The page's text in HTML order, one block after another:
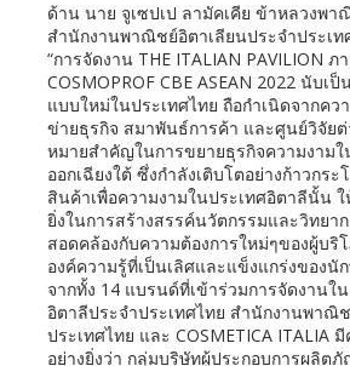
ด้าน นาย จูเซปเป ลามัคเคีย ข้าหลวงพา
สำนักงานพาณิชย์อิตาเลียนประจำประเท
“การจัดงาน THE ITALIAN PAVILION ภ
COSMOPROF CBE ASEAN 2022 นับเ
แบบใหม่ในประเทศไทย ถือกำเนิดจากคว
ข่ายธุรกิจ สมาพันธ์การค้า และศูนย์วิจัยต่
หมายสำคัญในการขยายธุรกิจความงามใ
ออกเฉียงใต้ ซึ่งกำลังเติบโตอย่างก้าวกร
สินค้าเพื่อความงามในประเทศอิตาลีนั้น
ยิ่งในการสร้างสรรค์นวัตกรรมและวิทยา
สอดคล้องกับความต้องการใหม่ๆของผู้บริ
องค์ความรู้ที่เป็นเลิศและแข็งแกร่งของ
จากทั้ง 14 แบรนด์ที่เข้าร่วมการจัดงานใ
อิตาลีประจำประเทศไทย สำนักงานพาณิ
ประเทศไทย และ COSMETICA ITALIA
อย่างยิ่งว่า กลุ่มบริษัทผู้ประกอบการผลิต